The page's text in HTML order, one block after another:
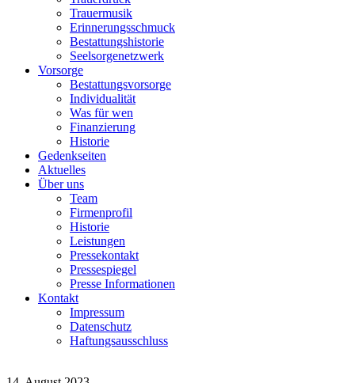
Trauermusik
Erinnerungsschmuck
Bestattungshistorie
Seelsorgenetzwerk
Vorsorge
Bestattungsvorsorge
Individualität
Was für wen
Finanzierung
Historie
Gedenkseiten
Aktuelles
Über uns
Team
Firmenprofil
Historie
Leistungen
Pressekontakt
Pressespiegel
Presse Informationen
Kontakt
Impressum
Datenschutz
Haftungsausschluss